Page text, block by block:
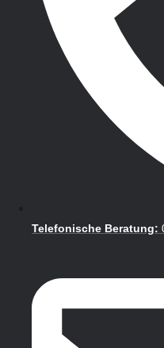
Telefonische Beratung: